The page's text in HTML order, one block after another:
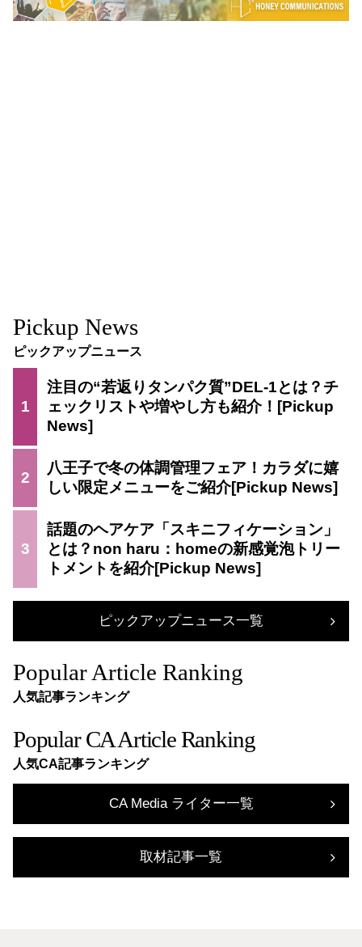
Pickup News
ピックアップニュース
1
注目の“若返りタンパク質”DEL-1とは？チ
ェックリストや増やし方も紹介！
2
八王子で冬の体調管理フェア！カラダに嬉
しい限定メニューをご紹介
3
話題のヘアケア「スキニフィケーション」
とは？non haru：homeの新感覚泡トリー
トメントを紹介
ピックアップニュース一覧
Popular Article Ranking
人気記事ランキング
Popular CA Article Ranking
人気CA記事ランキング
CA Media ライター一覧
取材記事一覧